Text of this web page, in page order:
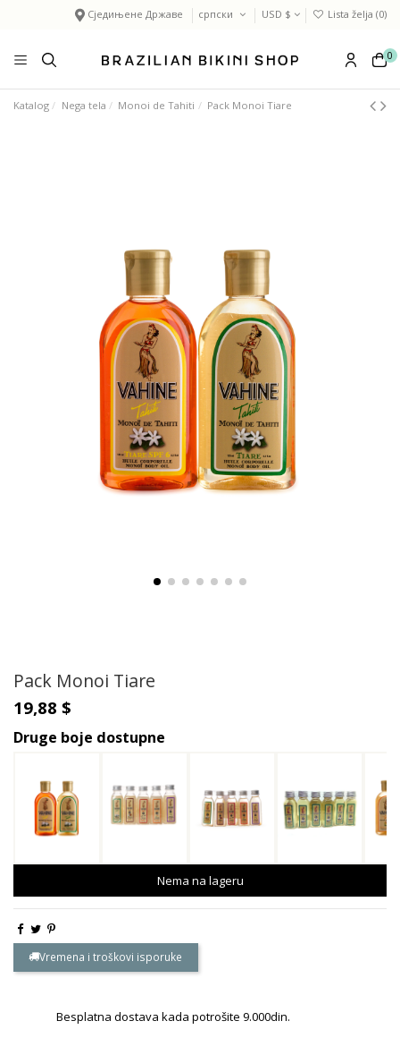
Сједињене Државе српски USD $ Lista želja (0)
0
Katalog Nega tela Monoi de Tahiti Pack Monoi Tiare
Pack Monoi Tiare
19,88 $
Druge boje dostupne
Nema na lageru
Vremena i troškovi isporuke
Besplatna dostava kada potrošite 9.000din.